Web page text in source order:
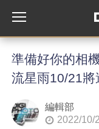
準備好你的相
流星雨10/21將
編輯部
2022/10/